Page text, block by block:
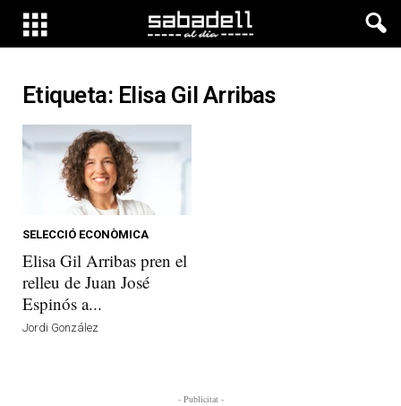
Etiqueta: Elisa Gil Arribas
SELECCIÓ ECONÒMICA
Elisa Gil Arribas pren el
relleu de Juan José
Espinós a...
Jordi González
- Publicitat -